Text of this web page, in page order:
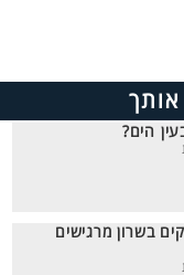
הים?
בשרון מרגישים